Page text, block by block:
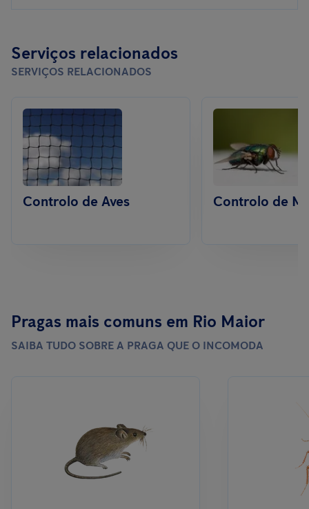
Serviços relacionados
SERVIÇOS RELACIONADOS
Controlo de Aves Controlo de
Pragas mais comuns em Rio Maior
SAIBA TUDO SOBRE A PRAGA QUE O INCOMODA